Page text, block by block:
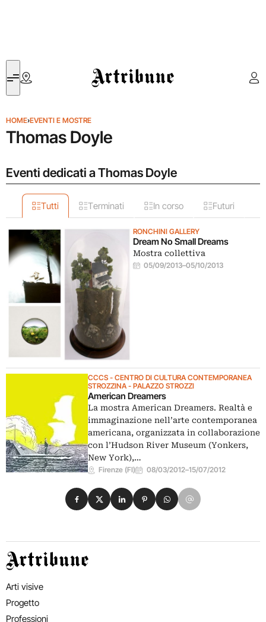
Artribune
HOME›EVENTI E MOSTRE
Thomas Doyle
Eventi dedicati a Thomas Doyle
Tutti Terminati In corso Futuri
RONCHINI GALLERY
Dream No Small Dreams
Mostra collettiva
05/09/2013–05/10/2013
CCCS - CENTRO DI CULTURA CONTEMPORANEA
STROZZINA - PALAZZO STROZZI
American Dreamers
La mostra American Dreamers. Realtà e
immaginazione nell’arte contemporanea
americana, organizzata in collaborazione
con l’Hudson River Museum (Yonkers,
New York),…
Firenze (FI) 08/03/2012–15/07/2012
Condividi su Facebook
Condividi su X
Condividi su LinkedIn
Condividi su Pinterest
Condividi su WhatsApp
Condividi su Email
Artribune
Arti visive
Progetto
Professioni